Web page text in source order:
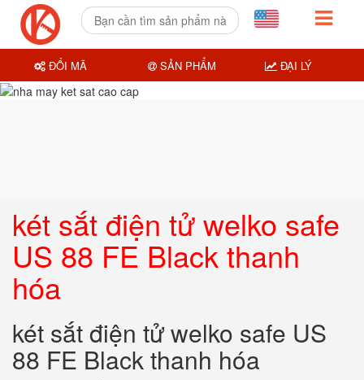
két sắt điện tử welko safe
US 88 FE Black thanh
hóa
két sắt điện tử welko safe US
88 FE Black thanh hóa
ĐỔI MÃ SẢN PHẨM ĐẠI LÝ